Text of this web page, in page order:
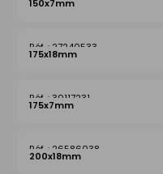
150x7mm
27240533
175x18mm
30117231
175x7mm
26586038
200x18mm